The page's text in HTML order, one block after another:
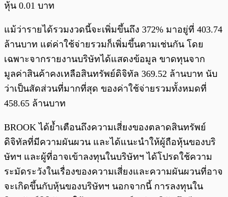
หุ้น 0.01 บาท
แม้ว่ารายได้รวมงวดนี้จะเพิ่มขึ้นถึง 372% มาอยู่ที่ 403.74
ล้านบาท แต่ค่าใช้จ่ายรวมก็เพิ่มขึ้นตามเช่นกัน โดย
เฉพาะจากรายงานบริษัทได้แสดงข้อมูล ขาดทุนจาก
มูลค่าสินค้าคงเหลือสินทรัพย์ดิจิทัล 369.52 ล้านบาท นับ
ว่าเป็นสัดส่วนที่มากที่สุด ของค่าใช้จ่ายรวมทั้งหมดที่
458.65 ล้านบาท
BROOK ได้ย้ำเตือนถึงความเสี่ยงของตลาดสินทรัพย์
ดิจิทัลที่มีความผันผวน และได้แนะนำให้ผู้ถือหุ้นของบริ
ษัทฯ และผู้ที่อาจเข้าลงทุนในบริษัทฯ ได้โปรดใช้ความ
ระมัดระวังในเรื่องของความเสี่ยงและความผันผวนที่อาจ
จะเกิดขึ้นกับหุ้นของบริษัทฯ นอกจากนี้ การลงทุนใน